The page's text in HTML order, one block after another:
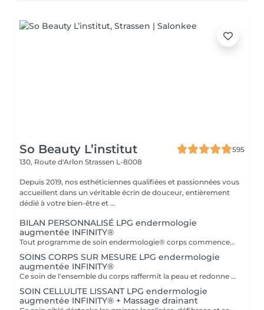
So Beauty L’institut
595
130, Route d'Arlon Strassen L-8008
Depuis 2019, nos esthéticiennes qualifiées et passionnées vous
accueillent dans un véritable écrin de douceur, entièrement
dédié à votre bien-être et ...
BILAN PERSONNALISÉ LPG endermologie
augmentée INFINITY®
Tout programme de soin endermologie® corps commence par un bilan ultra-précis, avec l'application professionnelle ENDERMOLINK. Il se déroule en trois étapes clés : 1. Décryptage de votre mode de vie. 2. Analyse de votre peau. 3. Création de votre programme sur-mesure.
SOINS CORPS SUR MESURE LPG endermologie
augmentée INFINITY®
Ce soin de l'ensemble du corps raffermit la peau et redonne du galbe aux courbes pour retrouver une silhouette resculptée et plus ferme tout en procurant un grand moment de bien-être. DESTOCKE les graisses Grâce à la nouvelle tête de traitement brevetée Alliance, endermologie® permet de cibler et d'affiner les zones rebelles à lexercice et à l'hygiène alimentaire (bras, dos, ventre, taille, cuisses..) tout en s'adaptant précisément aux besoins de chaque peau. LISSE la cellulite La cellulite, qui touche 90 % des femmes même les plus minces et les plus sportives, résulte à la fois dun stockage de graisses dans les adipocytes (cellules graisseuses) et dune rétention d'eau tout autour. RAFFERMIT la peau Variations de poids, grossesses, temps qui passe la peau perd progressivement de sa tonicité et de sa souplesse. Même si ce relâchement cutané concerne tout le corps, certaines zones y sont plus sensibles : intérieur des cuisses, ventre, bras, etc
SOIN CELLULITE LISSANT LPG endermologie
augmentée INFINITY® + Massage drainant